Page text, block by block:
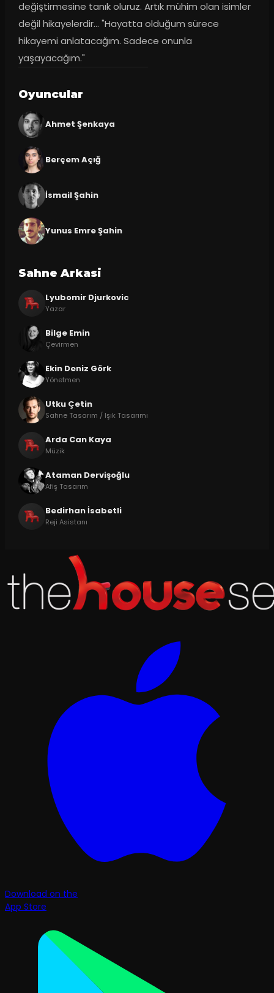
değiştirmesine tanık oluruz. Artık mühim olan isimler
değil hikayelerdir... "Hayatta olduğum sürece
hikayemi anlatacağım. Sadece onunla
yaşayacağım."
Oyuncular
Ahmet Şenkaya
Berçem Açığ
İsmail Şahin
Yunus Emre Şahin
Sahne Arkasi
Lyubomir Djurkovic
Yazar
Bilge Emin
Çevirmen
Ekin Deniz Görk
Yönetmen
Utku Çetin
Sahne Tasarım / Işık Tasarımı
Arda Can Kaya
Müzik
Ataman Dervişoğlu
Afiş Tasarım
Bedirhan İsabetli
Reji Asistanı
Download on the
App Store